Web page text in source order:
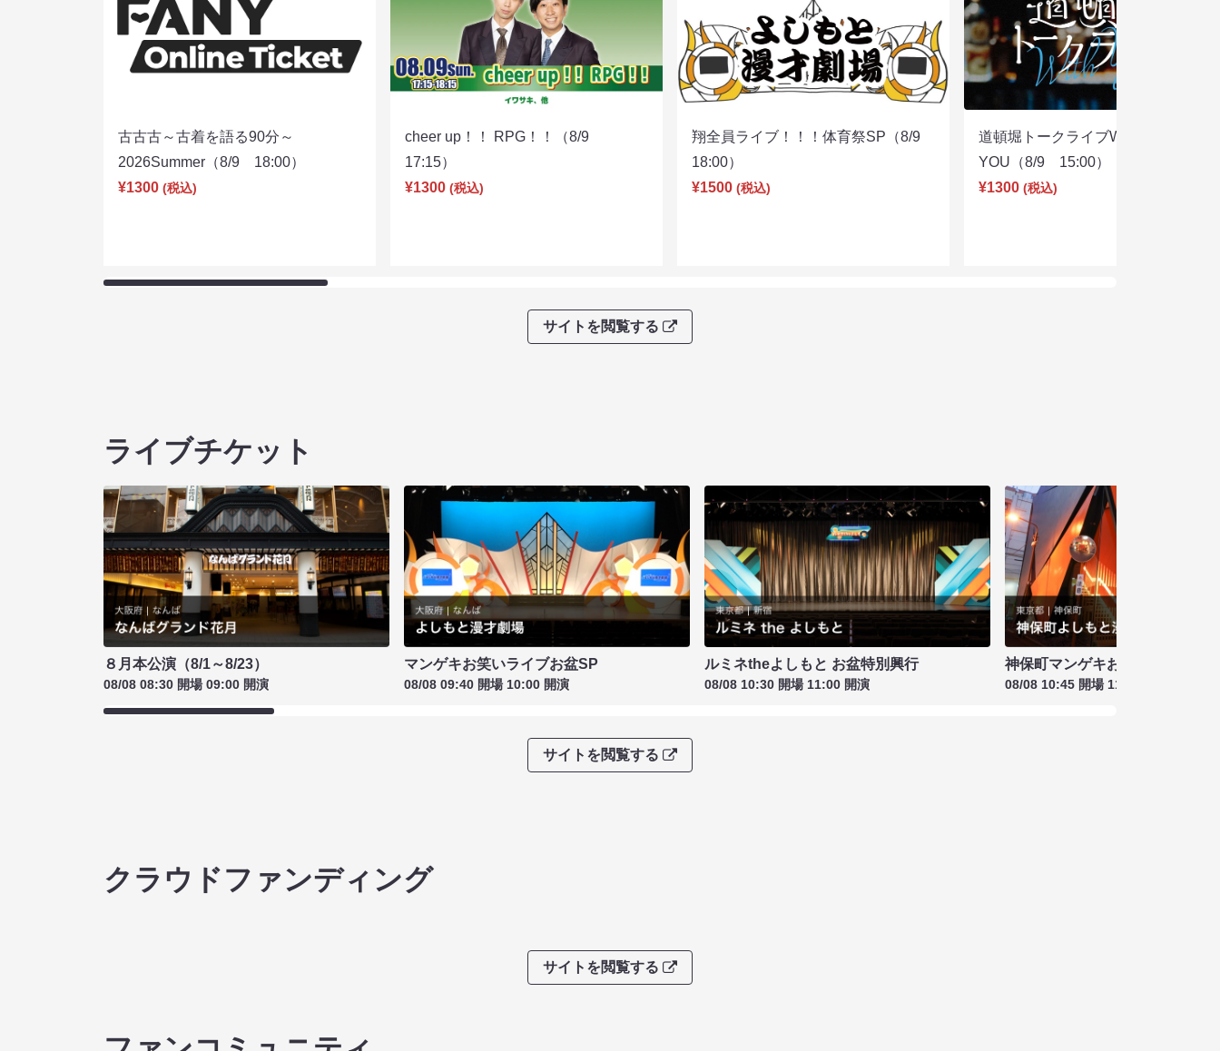
古古古～古着を語る90分～
2026Summer（8/9 18:00）
¥1300 (税込)
cheer up！！ RPG！！（8/9
17:15）
¥1300 (税込)
翔全員ライブ！！！体育祭SP（8/9
18:00）
¥1500 (税込)
道頓堀トークライブWITH
YOU（8/9 15:00）
¥1300 (税込)
サイトを閲覧する
ライブチケット
８月本公演（8/1～8/23）
08/08 08:30 開場 09:00 開演
マンゲキお笑いライブお盆SP
08/08 09:40 開場 10:00 開演
ルミネtheよしもと お盆特別興行
08/08 10:30 開場 11:00 開演
神保町マンゲキお笑いライブ お
08/08 10:45 開場 11:00 開演
サイトを閲覧する
クラウドファンディング
サイトを閲覧する